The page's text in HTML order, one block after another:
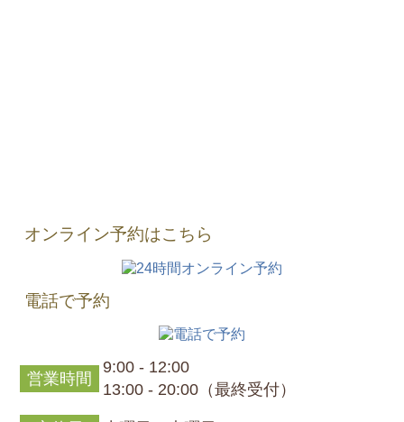
オンライン予約はこちら
電話で予約
営業時間
9:00 - 12:00
13:00 - 20:00（最終受付）